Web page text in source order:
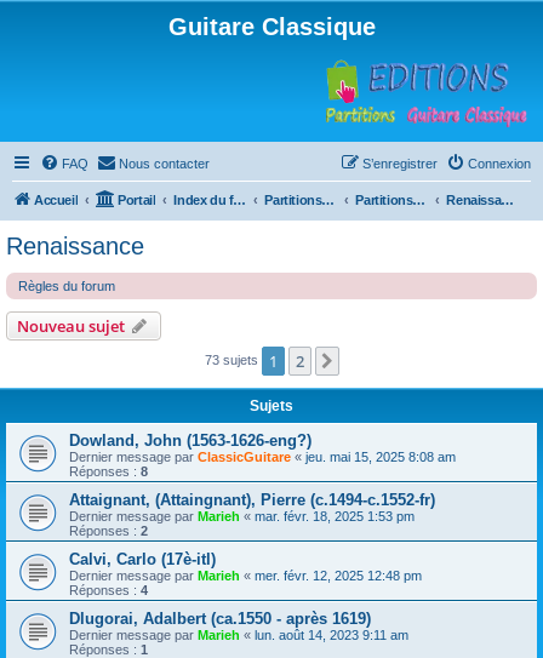
Guitare Classique
FAQ Nous contacter Connexion
S’enregistrer
Accueil Portail Index du forum Partitions pour guitare en libre téléchargement Partitions classées par compositeur Renaissance
Renaissance
Règles du forum
Nouveau sujet
73 sujets 1 2
Sujets
Dowland, John (1563-1626-eng?)
Dernier message par ClassicGuitare « jeu. mai 15, 2025 8:08 am
Réponses : 8
Attaignant, (Attaingnant), Pierre (c.1494-c.1552-fr)
Dernier message par Marieh « mar. févr. 18, 2025 1:53 pm
Réponses : 2
Calvi, Carlo (17è-itl)
Dernier message par Marieh « mer. févr. 12, 2025 12:48 pm
Réponses : 4
Dlugorai, Adalbert (ca.1550 - après 1619)
Dernier message par Marieh « lun. août 14, 2023 9:11 am
Réponses : 1